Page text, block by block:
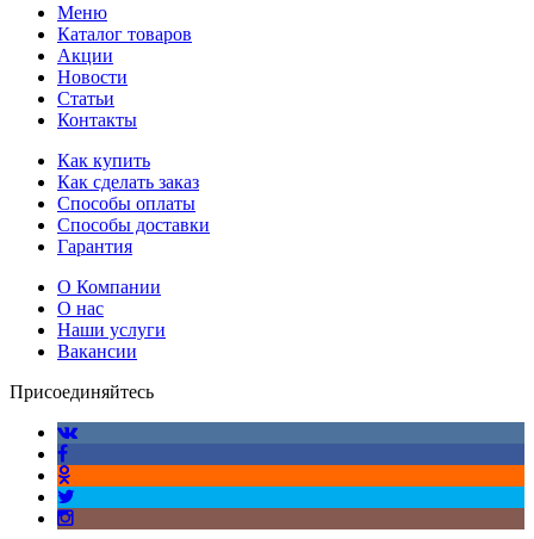
Меню
Каталог товаров
Акции
Новости
Статьи
Контакты
Как купить
Как сделать заказ
Способы оплаты
Способы доставки
Гарантия
О Компании
О нас
Наши услуги
Вакансии
Присоединяйтесь